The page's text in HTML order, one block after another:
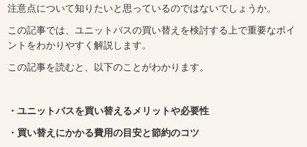
注意点について知りたいと思っているのではないでしょうか。
この記事では、ユニットバスの買い替えを検討する上で重要なポイ
ントをわかりやすく解説します。
この記事を読むと、以下のことがわかります。
・ユニットバスを買い替えるメリットや必要性
・買い替えにかかる費用の目安と節約のコツ